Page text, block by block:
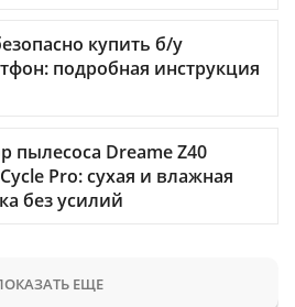
купить б/у
подробная инструкция
пылесоса Dreame Z40
Pro: сухая и влажная
без усилий
ЕЩЕ